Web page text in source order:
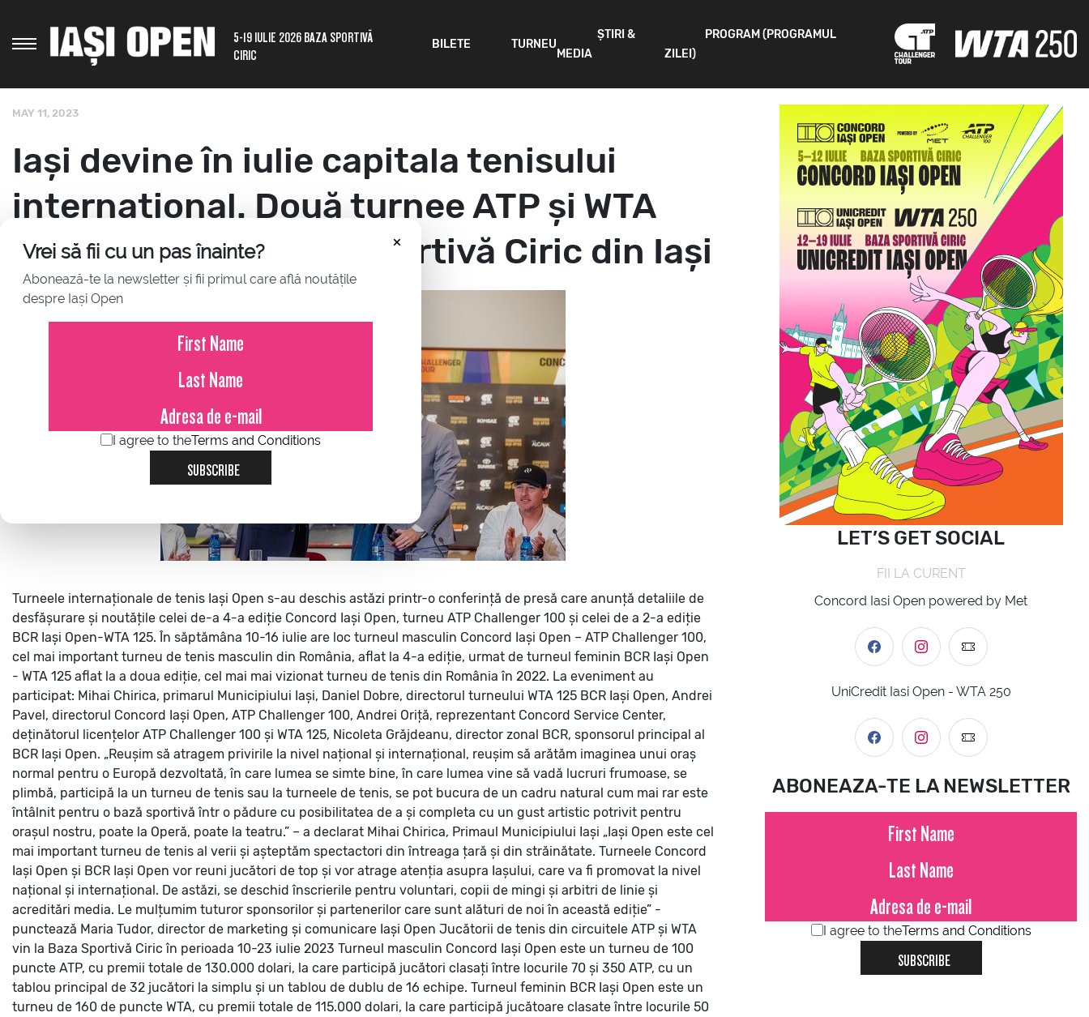
5-19 IULIE 2026 BAZA SPORTIVĂ
CIRIC
BILETE TURNEU
ȘTIRI &
MEDIA
PROGRAM (PROGRAMUL
ZILEI)
×
Vrei să fii cu un pas înainte?
Abonează-te la newsletter și fii primul care află noutățile
despre Iași Open
I agree to theTerms and Conditions
SUBSCRIBE
MAY 11, 2023
Iași devine în iulie capitala tenisului
internațional. Două turnee ATP și WTA
vor avea loc la Baza Sportivă Ciric din Iași
Turneele internaționale de tenis Iași Open s-au deschis astăzi printr-o conferință de presă care anunță detaliile de
desfășurare și noutățile celei de-a 4-a ediție Concord Iași Open, turneu ATP Challenger 100 și celei de a 2-a ediție
BCR Iași Open-WTA 125. În săptămâna 10-16 iulie are loc turneul masculin Concord Iași Open – ATP Challenger 100,
cel mai important turneu de tenis masculin din România, aflat la 4-a ediție, urmat de turneul feminin BCR Iași Open
- WTA 125 aflat la a doua ediție, cel mai mai vizionat turneu de tenis din România în 2022. La eveniment au
participat: Mihai Chirica, primarul Municipiului Iași, Daniel Dobre, directorul turneului WTA 125 BCR Iași Open, Andrei
Pavel, directorul Concord Iași Open, ATP Challenger 100, Andrei Oriță, reprezentant Concord Service Center,
deținătorul licențelor ATP Challenger 100 și WTA 125, Nicoleta Grăjdeanu, director zonal BCR, sponsorul principal al
BCR Iași Open. „Reușim să atragem privirile la nivel național și internațional, reușim să arătăm imaginea unui oraș
normal pentru o Europă dezvoltată, în care lumea se simte bine, în care lumea vine să vadă lucruri frumoase, se
plimbă, participă la un turneu de tenis sau la turneele de tenis, se pot bucura de un cadru natural cum mai rar este
întâlnit pentru o bază sportivă într o pădure cu posibilitatea de a și completa cu un gust artistic potrivit pentru
orașul nostru, poate la Operă, poate la teatru.” – a declarat Mihai Chirica, Primaul Municipiului Iași „Iași Open este cel
mai important turneu de tenis al verii și așteptăm spectactori din întreaga țară și din străinătate. Turneele Concord
Iași Open și BCR Iași Open vor reuni jucători de top și vor atrage atenția asupra Iașului, care va fi promovat la nivel
național și internațional. De astăzi, se deschid înscrierile pentru voluntari, copii de mingi și arbitri de linie și
acreditări media. Le mulțumim tuturor sponsorilor și partenerilor care sunt alături de noi în această ediție” -
punctează Maria Tudor, director de marketing și comunicare Iași Open Jucătorii de tenis din circuitele ATP și WTA
vin la Baza Sportivă Ciric în perioada 10-23 iulie 2023 Turneul masculin Concord Iași Open este un turneu de 100
puncte ATP, cu premii totale de 130.000 dolari, la care participă jucători clasați între locurile 70 și 350 ATP, cu un
tablou principal de 32 jucători la simplu și un tablou de dublu de 16 echipe. Turneul feminin BCR Iași Open este un
turneu de 160 de puncte WTA, cu premii totale de 115.000 dolari, la care participă jucătoare clasate între locurile 50
LET’S GET SOCIAL
FII LA CURENT
Concord Iasi Open powered by Met
UniCredit Iasi Open - WTA 250
ABONEAZA-TE LA NEWSLETTER
I agree to theTerms and Conditions
SUBSCRIBE